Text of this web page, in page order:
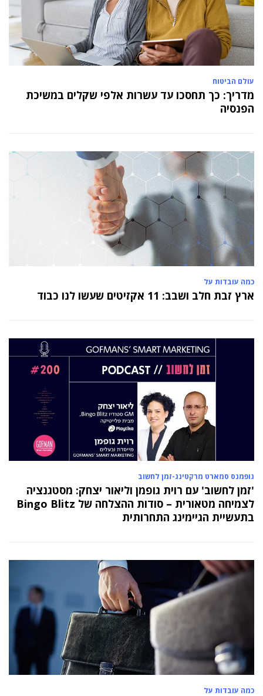
עולם הביטוח
מדריך: כך תחסכו עד עשרות אלפי שקלים במשיכת
הפנסיה
כמה עובדות על
ארץ זבת חלב ושבב: 11 אקזיטים שעשו לנו כבוד
גופמנס סמארט מרקטינג-זמן לחשוב
'זמן לחשוב' עם רוית גופמן וליאור יצחק: מסטגנציה
לצמיחה מטאורית – סודות ההצלחה של Bingo Blitz
בתעשיית הגיימינג התחרותית
כמה עובדות על